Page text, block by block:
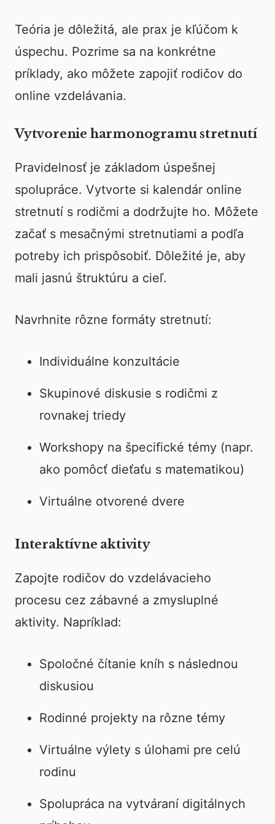
Teória je dôležitá, ale prax je kľúčom k
úspechu. Pozrime sa na konkrétne
príklady, ako môžete zapojiť rodičov do
online vzdelávania.
Vytvorenie harmonogramu stretnutí
Pravidelnosť je základom úspešnej
spolupráce. Vytvorte si kalendár online
stretnutí s rodičmi a dodržujte ho. Môžete
začať s mesačnými stretnutiami a podľa
potreby ich prispôsobiť. Dôležité je, aby
mali jasnú štruktúru a cieľ.
Navrhnite rôzne formáty stretnutí:
Individuálne konzultácie
Skupinové diskusie s rodičmi z
rovnakej triedy
Workshopy na špecifické témy (napr.
ako pomôcť dieťaťu s matematikou)
Virtuálne otvorené dvere
Interaktívne aktivity
Zapojte rodičov do vzdelávacieho
procesu cez zábavné a zmysluplné
aktivity. Napríklad:
Spoločné čítanie kníh s následnou
diskusiou
Rodinné projekty na rôzne témy
Virtuálne výlety s úlohami pre celú
rodinu
Spolupráca na vytváraní digitálnych